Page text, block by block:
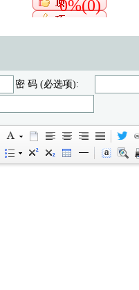
0%(0)
密 码 (必选项):